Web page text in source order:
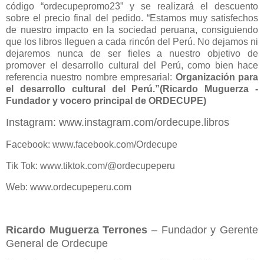
código “ordecupepromo23” y se realizará el descuento
sobre el precio final del pedido. “Estamos muy satisfechos
de nuestro impacto en la sociedad peruana, consiguiendo
que los libros lleguen a cada rincón del Perú. No dejamos ni
dejaremos nunca de ser fieles a nuestro objetivo de
promover el desarrollo cultural del Perú, como bien hace
referencia nuestro nombre empresarial: Organización para
el desarrollo cultural del Perú.”(Ricardo Muguerza -
Fundador y vocero principal de ORDECUPE)
Instagram: www.instagram.com/ordecupe.libros
Facebook: www.facebook.com/Ordecupe
Tik Tok: www.tiktok.com/@ordecupeperu
Web: www.ordecupeperu.com
Ricardo Muguerza Terrones – Fundador y Gerente
General de Ordecupe